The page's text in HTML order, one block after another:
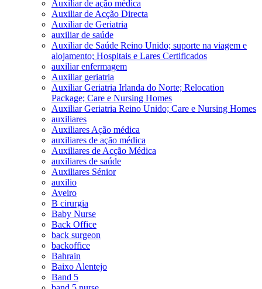
Auxiliar de ação médica
Auxiliar de Acção Directa
Auxiliar de Geriatria
auxiliar de saúde
Auxiliar de Saúde Reino Unido; suporte na viagem e
alojamento; Hospitais e Lares Certificados
auxiliar enfermagem
Auxiliar geriatria
Auxiliar Geriatria Irlanda do Norte; Relocation
Package; Care e Nursing Homes
Auxiliar Geriatria Reino Unido; Care e Nursing Homes
auxiliares
Auxiliares Ação médica
auxiliares de ação médica
Auxiliares de Acção Médica
auxiliares de saúde
Auxiliares Sénior
auxilio
Aveiro
B cirurgia
Baby Nurse
Back Office
back surgeon
backoffice
Bahrain
Baixo Alentejo
Band 5